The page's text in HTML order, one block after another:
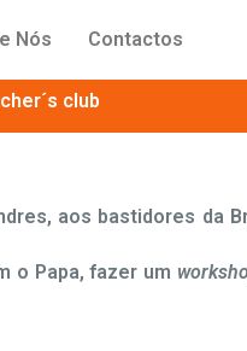
Nós Contactos
club
aos bastidores da
o Papa, fazer um